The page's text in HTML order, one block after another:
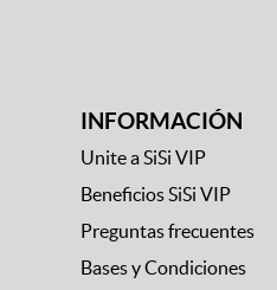
INFORMACIÓN
Unite a SiSi VIP
Beneficios SiSi VIP
Preguntas frecuentes
Bases y Condiciones